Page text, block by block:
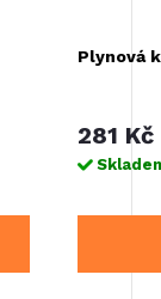
Plynová
281 Kč